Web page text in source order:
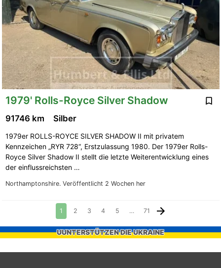
1979' Rolls-Royce Silver Shadow
Northamptonshire. Veröffentlicht 2 Wochen her
91746 km Silber
1979er ROLLS-ROYCE SILVER SHADOW II mit privatem
Kennzeichen „RYR 728“, Erstzulassung 1980. Der 1979er Rolls-
Royce Silver Shadow II stellt die letzte Weiterentwicklung eines
der einflussreichsten …
1 2 3 4 5 … 71
UUNTERSTÜTZEN DIE UKRAINE